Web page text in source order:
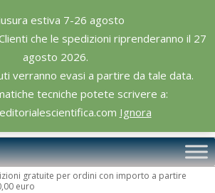
estiva 7-26 agosto
che le spedizioni riprenderanno il 27
agosto 2026.
verranno evasi a partire da tale data.
tecniche potete scrivere a:
Ignora
gratuite per ordini con importo a partire
euro